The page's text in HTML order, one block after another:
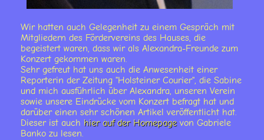
Wir hatten auch Gelegenheit zu einem Gespräch mit
Mitgliedern des Fördervereins des Hauses, die
begeistert waren, dass wir als Alexandra-Freunde zum
Konzert gekommen waren.
Sehr gefreut hat uns auch die Anwesenheit einer
Reporterin der Zeitung "Holsteiner Courier", die Sabine
und mich ausführlich über Alexandra, unseren Verein
sowie unsere Eindrücke vom Konzert befragt hat und
darüber einen sehr schönen Artikel veröffentlicht hat.
Dieser ist auch hier auf der Homepagevon Gabriele
Banko zu lesen.